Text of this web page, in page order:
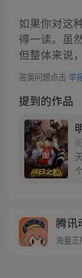
如果你对这
得一读。虽
但整体来说
答案问题点击 举
提到的作品
腾讯
海量